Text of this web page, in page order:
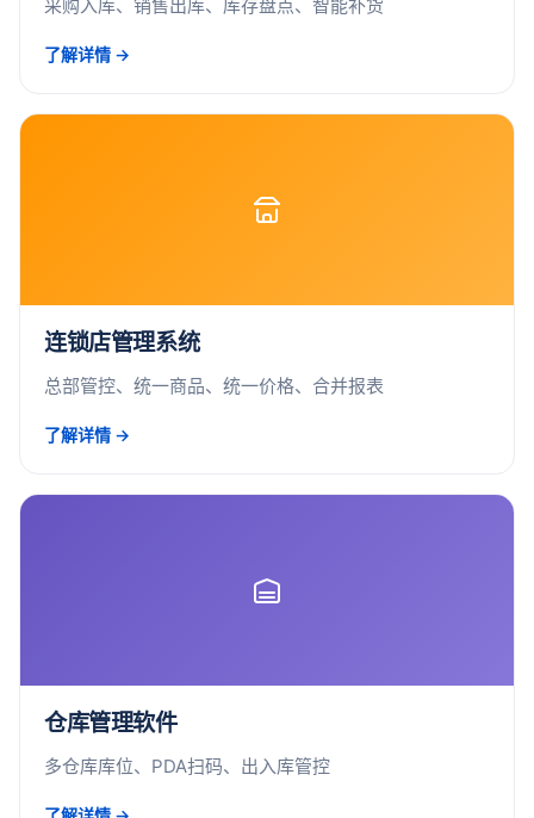
采购入库、销售出库、库存盘点、智能补货
了解详情 →
连锁店管理系统
总部管控、统一商品、统一价格、合并报表
了解详情 →
仓库管理软件
多仓库库位、PDA扫码、出入库管控